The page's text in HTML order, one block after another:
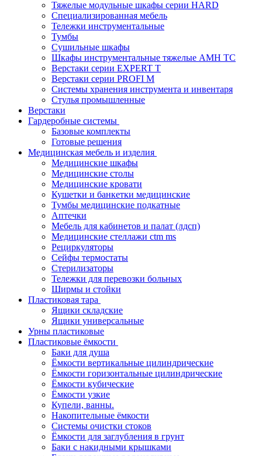
Тяжелые модульные шкафы серии HARD
Cпециализированная мебель
Тележки инструментальные
Тумбы
Cушильные шкафы
Шкафы инструментальные тяжелые AMH TC
Верстаки серии EXPERT T
Верстаки серии PROFI M
Системы хранения инструмента и инвентаря
Стулья промышленные
Верстаки
Гардеробные системы
Базовые комплекты
Готовые решения
Медицинская мебель и изделия
Медицинские шкафы
Медицинские столы
Медицинские кровати
Кушетки и банкетки медицинские
Тумбы медицинские подкатные
Аптечки
Мебель для кабинетов и палат (лдсп)
Медицинские стеллажи ctm ms
Рециркуляторы
Сейфы термостаты
Стерилизаторы
Тележки для перевозки больных
Ширмы и стойки
Пластиковая тара
Ящики складские
Ящики универсальные
Урны пластиковые
Пластиковые ёмкости
Баки для душа
Ёмкости вертикальные цилиндрические
Ёмкости горизонтальные цилиндрические
Ёмкости кубические
Ёмкости узкие
Купели, ванны.
Накопительные ёмкости
Системы очистки стоков
Ёмкости для заглубления в грунт
Баки с накидными крышками